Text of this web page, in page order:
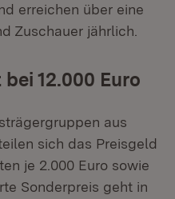
erreichen über eine
Zuschauer jährlich.
12.000 Euro
aus
sich das Preisgeld
je 2.000 Euro sowie
Sonderpreis geht in